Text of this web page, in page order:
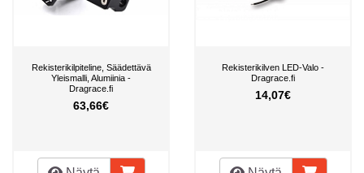
Rekisterikilpiteline, Säädettävä
Yleismalli, Alumiinia -
Dragrace.fi
63,66€
Rekisterikilven LED-Valo -
Dragrace.fi
14,07€